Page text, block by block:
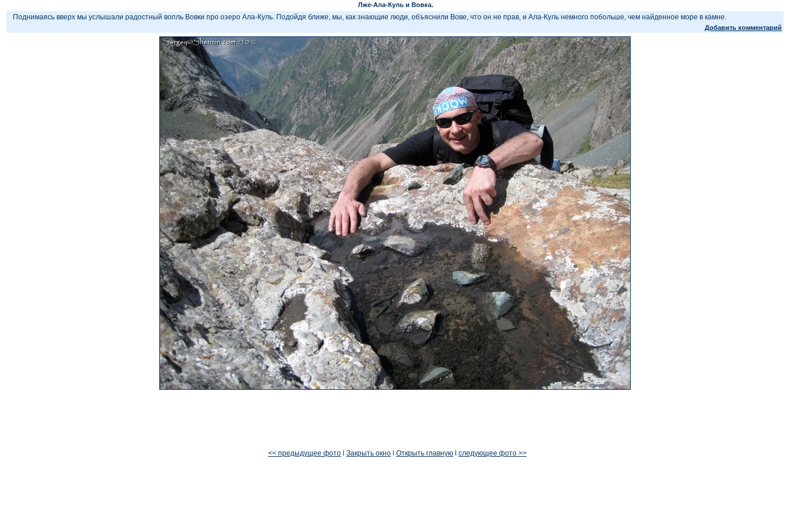
Лже-Ала-Куль и Вовка.
Поднимаясь вверх мы услышали радостный вопль Вовки про озеро Ала-Куль. Подойдя ближе, мы, как знающие люди, объяснили Вове, что он не прав, и Ала-Куль немного побольше, чем найденное море в камне.
Добавить комментарий
<< предыдущее фото Закрыть окно Открыть главную следующее фото >>